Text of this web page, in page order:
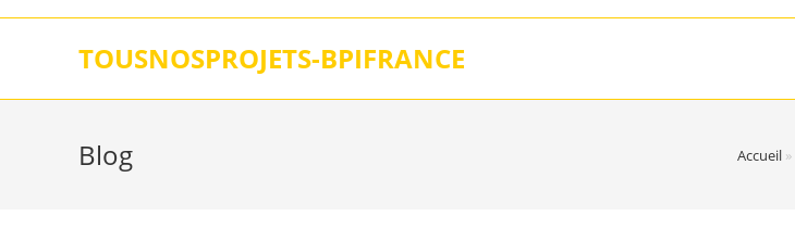
Skip
TOUSNOSPROJETS-BPIFRANCE
Blog Accueil »